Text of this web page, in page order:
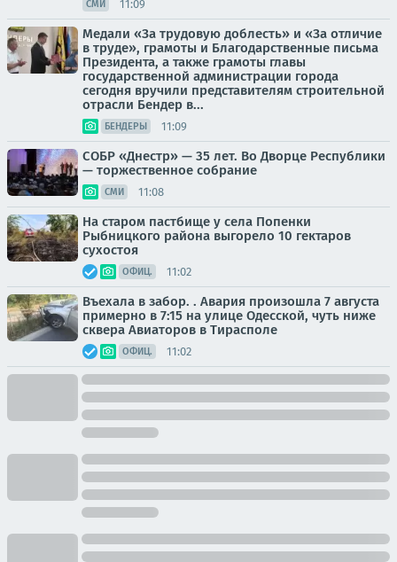
СМИ 11:09
Медали «За трудовую доблесть» и «За отличие
в труде», грамоты и Благодарственные письма
Президента, а также грамоты главы
государственной администрации города
сегодня вручили представителям строительной
отрасли Бендер в...
БЕНДЕРЫ 11:09
СОБР «Днестр» — 35 лет. Во Дворце Республики
— торжественное собрание
СМИ 11:08
На старом пастбище у села Попенки
Рыбницкого района выгорело 10 гектаров
сухостоя
ОФИЦ. 11:02
Въехала в забор. . Авария произошла 7 августа
примерно в 7:15 на улице Одесской, чуть ниже
сквера Авиаторов в Тирасполе
ОФИЦ. 11:02